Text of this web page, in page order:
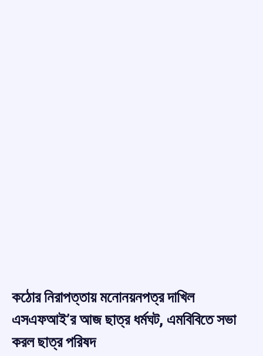
কঠোর নিরাপত্তায় মনোনয়নপত্র দাখিল
এসএফআই’র আজ ছাত্র ধর্মঘট, এমবিবিতে সভা
করল ছাত্র পরিষদ